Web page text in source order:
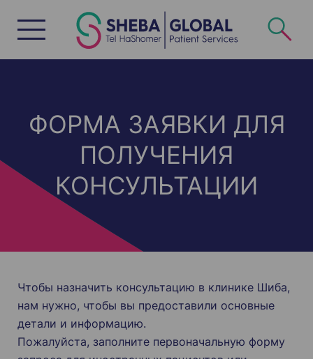
c
ФОРМА ЗАЯВКИ ДЛЯ
ПОЛУЧЕНИЯ
КОНСУЛЬТАЦИИ
Чтобы назначить консультацию в клинике Шиба,
нам нужно, чтобы вы предоставили основные
детали и информацию.
Пожалуйста, заполните первоначальную форму